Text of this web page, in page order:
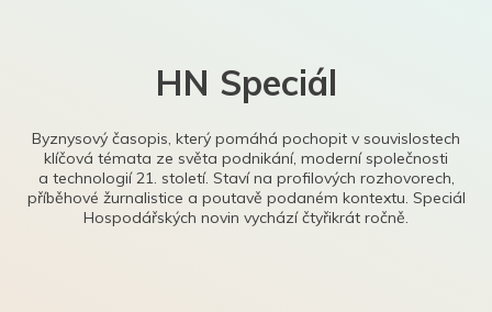
HN Speciál
Byznysový časopis, který pomáhá pochopit v souvislostech
klíčová témata ze světa podnikání, moderní společnosti
a technologií 21. století. Staví na profilových rozhovorech,
příběhové žurnalistice a poutavě podaném kontextu. Speciál
Hospodářských novin vychází čtyřikrát ročně.